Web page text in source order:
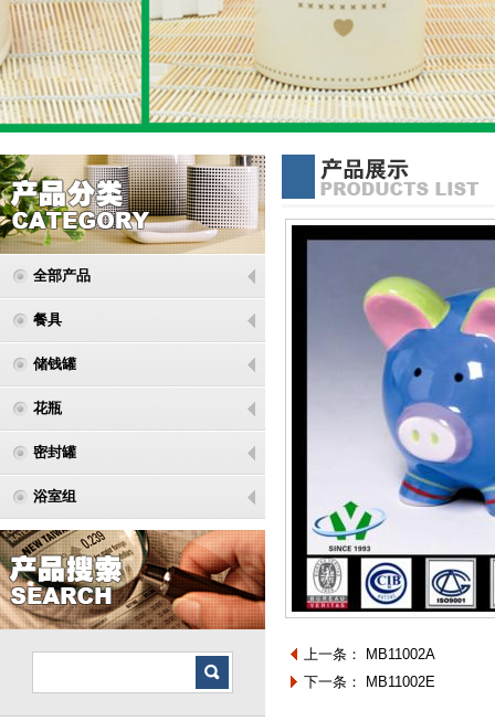
全部产品
餐具
储钱罐
花瓶
密封罐
浴室组
上一条：
MB11002A
下一条：
MB11002E